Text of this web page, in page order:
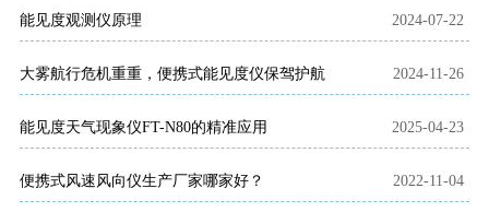
能见度观测仪原理 2024-07-22
大雾航行危机重重，便携式能见度仪保驾护航 2024-11-26
能见度天气现象仪FT-N80的精准应用 2025-04-23
便携式风速风向仪生产厂家哪家好？ 2022-11-04